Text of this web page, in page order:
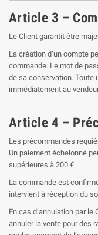
Article 3 –
Le Client garantit être
La création d’un compte
commande. Le mot de
de sa conservation. Toute
immédiatement au
Article 4 –
Les précommandes
Un paiement échelonné
supérieures à 200 €.
La commande est
intervient à réception du
En cas d’annulation par le
annuler la vente pour des